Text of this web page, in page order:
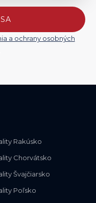
a ochrany osobných
Rakúsko
Chorvátsko
Švajčiarsko
Poľsko